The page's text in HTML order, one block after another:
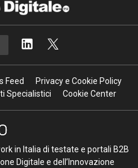
Feed
Privacy e Cookie Policy
Specialistici
Cookie Center
in Italia di testate e portali B2B
Digitale e dell’Innovazione